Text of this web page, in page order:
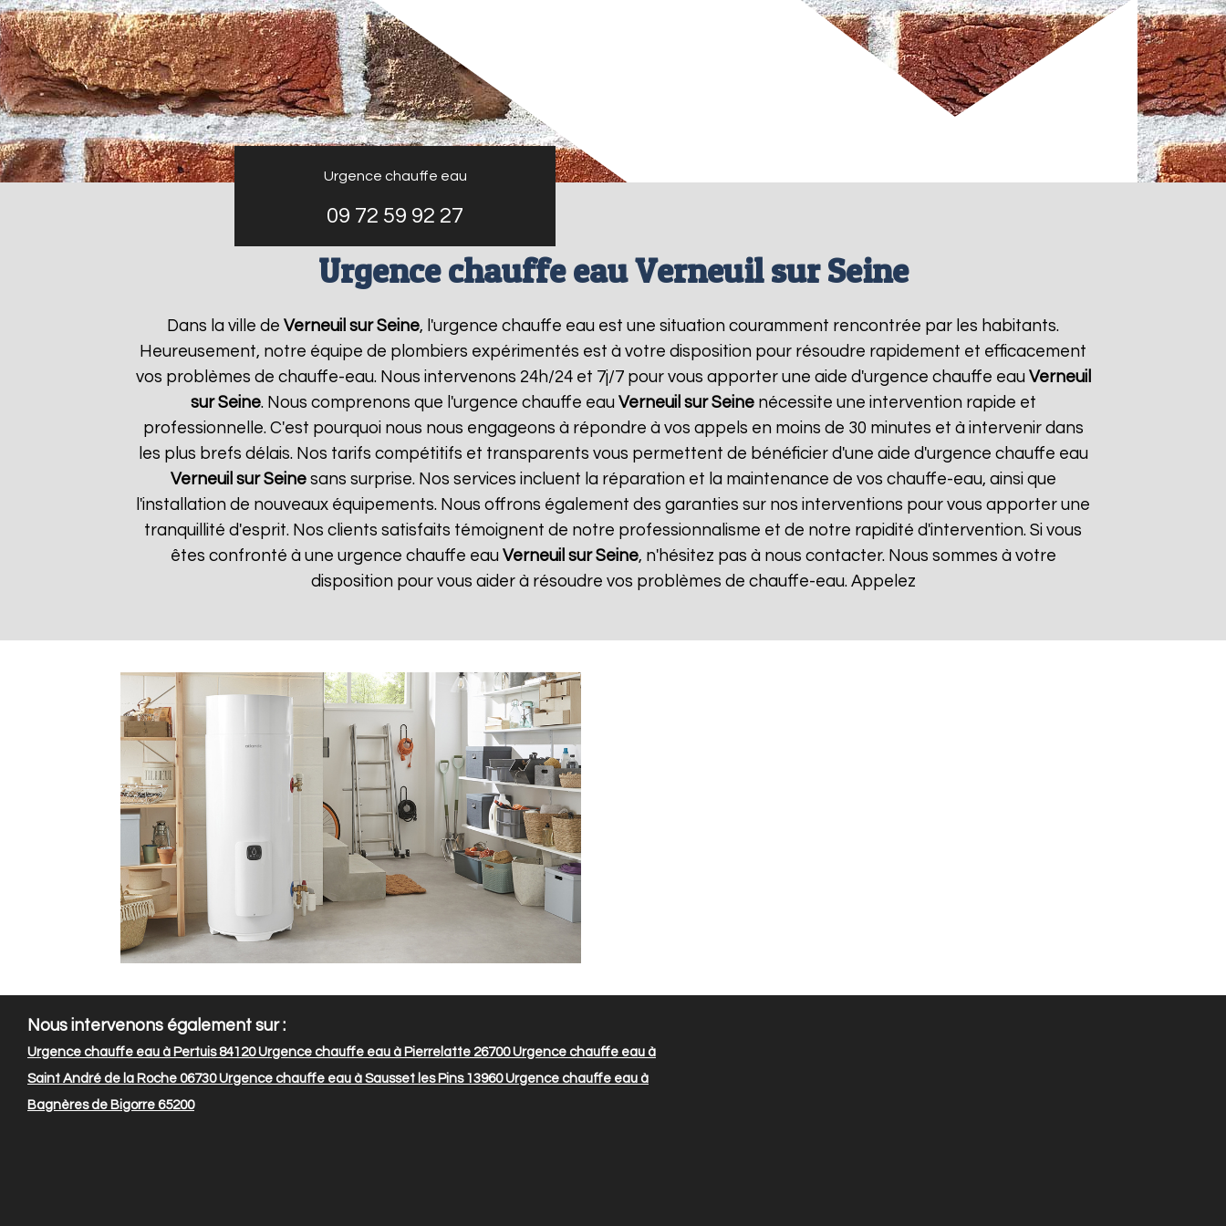
Urgence chauffe eau
09 72 59 92 27
Urgence chauffe eau Verneuil sur Seine
Dans la ville de Verneuil sur Seine, l'urgence chauffe eau est une situation couramment rencontrée par les habitants.
Heureusement, notre équipe de plombiers expérimentés est à votre disposition pour résoudre rapidement et efficacement
vos problèmes de chauffe-eau. Nous intervenons 24h/24 et 7j/7 pour vous apporter une aide d'urgence chauffe eau Verneuil
sur Seine. Nous comprenons que l'urgence chauffe eau Verneuil sur Seinenécessite une intervention rapide et
professionnelle. C'est pourquoi nous nous engageons à répondre à vos appels en moins de 30 minutes et à intervenir dans
les plus brefs délais. Nos tarifs compétitifs et transparents vous permettent de bénéficier d'une aide d'urgence chauffe eau
Verneuil sur Seinesans surprise. Nos services incluent la réparation et la maintenance de vos chauffe-eau, ainsi que
l'installation de nouveaux équipements. Nous offrons également des garanties sur nos interventions pour vous apporter une
tranquillité d'esprit. Nos clients satisfaits témoignent de notre professionnalisme et de notre rapidité d'intervention. Si vous
êtes confronté à une urgence chauffe eau Verneuil sur Seine, n'hésitez pas à nous contacter. Nous sommes à votre
disposition pour vous aider à résoudre vos problèmes de chauffe-eau. Appelez
Nous intervenons également sur :
Urgence chauffe eau à Pertuis 84120Urgence chauffe eau à Pierrelatte 26700Urgence chauffe eau à
Saint André de la Roche 06730Urgence chauffe eau à Sausset les Pins 13960Urgence chauffe eau à
Bagnères de Bigorre 65200